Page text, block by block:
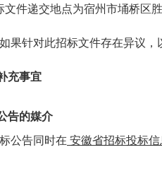
文件递交地点为宿州市埇桥区
果针对此招标文件存在异议，
充事宜
告的媒介
公告同时在 安徽省招标投标